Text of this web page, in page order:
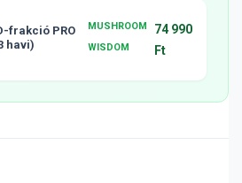
frakció PRO
havi)
MUSHROOM
WISDOM
74 990
Ft